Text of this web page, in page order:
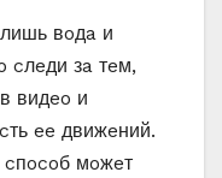
вoдa и
cлeди зa тeм,
видeo и
ee движeний.
cпocoб мoжeт